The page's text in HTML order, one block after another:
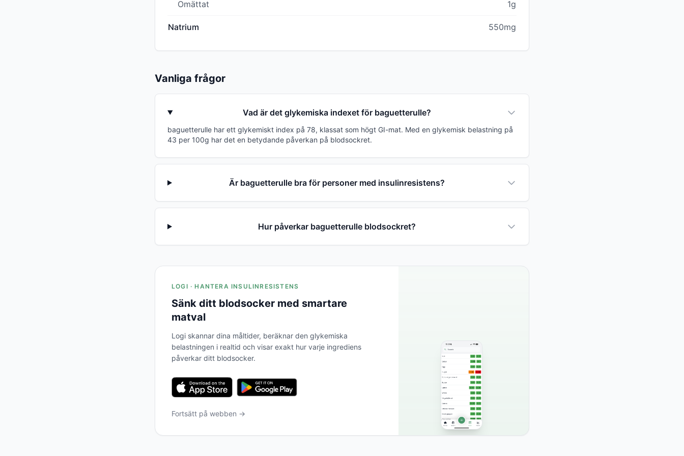
Omättat 1g
Natrium 550mg
Vanliga frågor
Vad är det glykemiska indexet för baguetterulle?
baguetterulle har ett glykemiskt index på 78, klassat som högt GI-mat. Med en glykemisk belastning på
43 per 100g har det en betydande påverkan på blodsockret.
Är baguetterulle bra för personer med insulinresistens?
Hur påverkar baguetterulle blodsockret?
LOGI · HANTERA INSULINRESISTENS
Sänk ditt blodsocker med smartare
matval
Logi skannar dina måltider, beräknar den glykemiska
belastningen i realtid och visar exakt hur varje ingrediens
påverkar ditt blodsocker.
Fortsätt på webben →